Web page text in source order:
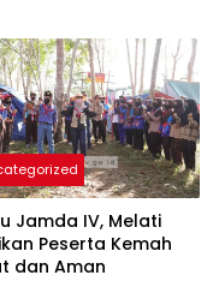
Jamda IV, Melati
Peserta Kemah
dan Aman